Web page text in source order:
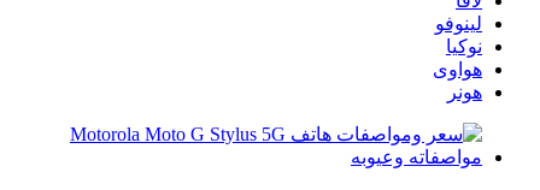
لينوفو
نوكيا
هواوى
هونر